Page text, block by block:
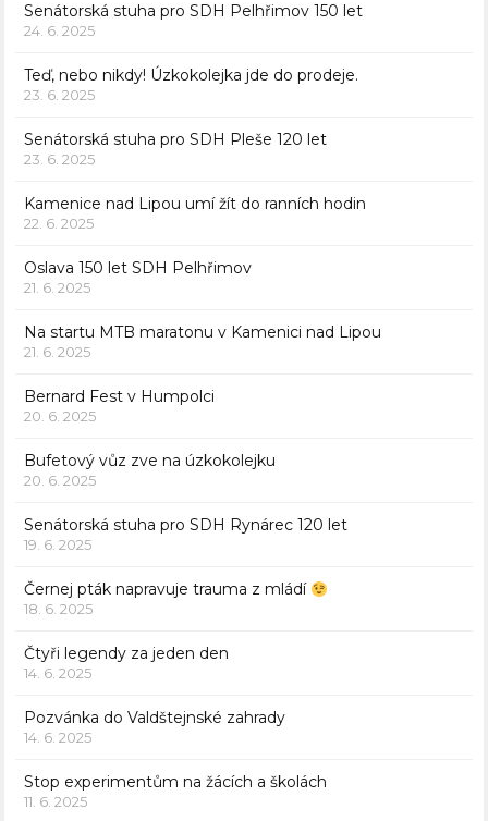
Senátorská stuha pro SDH Pelhřimov 150 let
24. 6. 2025
Teď, nebo nikdy! Úzkokolejka jde do prodeje.
23. 6. 2025
Senátorská stuha pro SDH Pleše 120 let
23. 6. 2025
Kamenice nad Lipou umí žít do ranních hodin
22. 6. 2025
Oslava 150 let SDH Pelhřimov
21. 6. 2025
Na startu MTB maratonu v Kamenici nad Lipou
21. 6. 2025
Bernard Fest v Humpolci
20. 6. 2025
Bufetový vůz zve na úzkokolejku
20. 6. 2025
Senátorská stuha pro SDH Rynárec 120 let
19. 6. 2025
Černej pták napravuje trauma z mládí
18. 6. 2025
Čtyři legendy za jeden den
14. 6. 2025
Pozvánka do Valdštejnské zahrady
14. 6. 2025
Stop experimentům na žácích a školách
11. 6. 2025